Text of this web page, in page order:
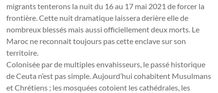
migrants tenterons la nuit du 16 au 17 mai 2021 de forcer la
frontière. Cette nuit dramatique laissera derière elle de
nombreux blessés mais aussi officiellement deux morts. Le
Maroc ne reconnait toujours pas cette enclave sur son
territoire.
Colonisée par de multiples envahisseurs, le passé historique
de Ceuta n’est pas simple. Aujourd’hui cohabitent Musulmans
et Chrétiens ; les mosquées cotoient les cathédrales, les